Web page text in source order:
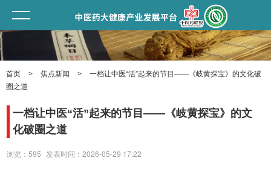
首页 > 焦点新闻 >
一档让中医“活”起来的节目——《岐黄探宝》的文化破
圈之道
一档让中医“活”起来的节目——《岐黄探宝》的文
化破圈之道
浏览：595 发表时间：2026-05-29 17:22